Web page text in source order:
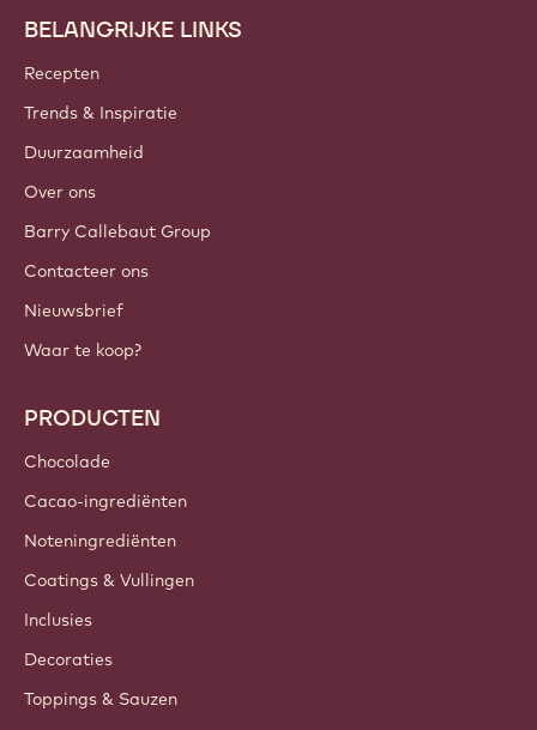
Footer
Callebaut
BELANGRIJKE LINKS
Recepten
Trends & Inspiratie
Duurzaamheid
Over ons
Barry Callebaut Group
Contacteer ons
Nieuwsbrief
Waar te koop?
PRODUCTEN
Chocolade
Cacao-ingrediënten
Noteningrediënten
Coatings & Vullingen
Inclusies
Decoraties
Toppings & Sauzen